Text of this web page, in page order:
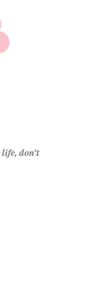
don’t